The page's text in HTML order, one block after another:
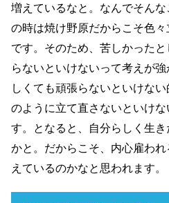
増えているなと。なんでそん
の時は焼け野原だからこそ色
です。そのため、苦しかった
らないといけないって考えが
しくても頑張らないといけな
のように立て直さないといけ
す。となると、自分らしく生
かと。だからこそ、内心雇わ
えているのかなと思われます。